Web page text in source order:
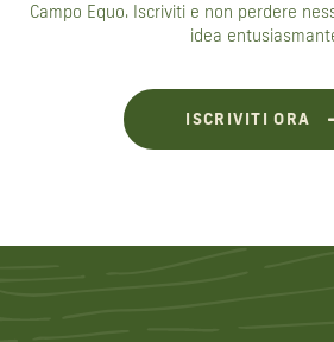
Campo Equo. Iscriviti e non perdere
idea
ISCRIVITI ORA